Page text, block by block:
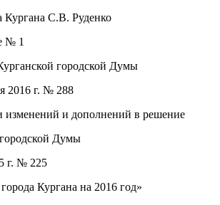
Кургана С.В. Руденко
№ 1
городской Думы
2016 г. № 288
изменений и дополнений в решение
Думы
г. № 225
Кургана на 2016 год»